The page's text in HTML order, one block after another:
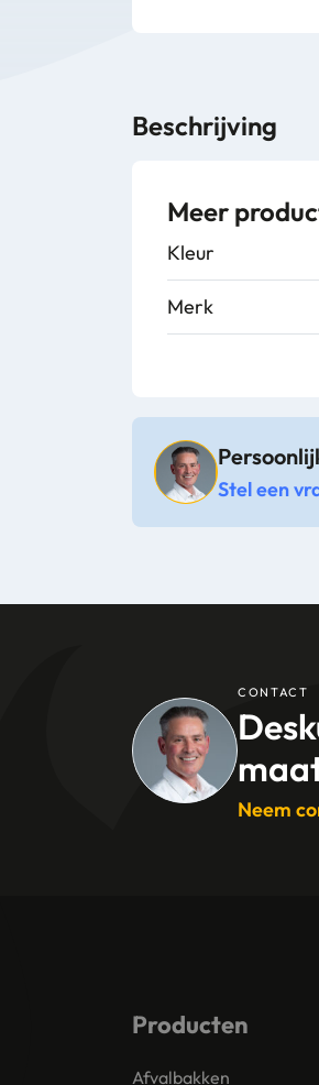
Beschrijving
Meer
Kleur
Merk
Stel een
CONTACT
Neem
Producten
Afvalbakken